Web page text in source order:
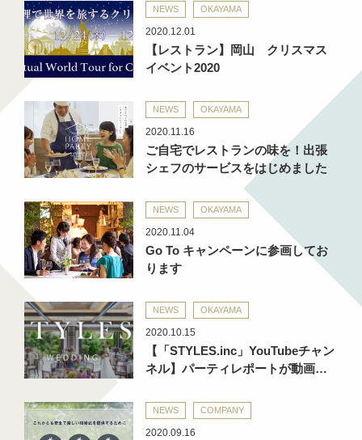
NEWS OKAYAMA
2020.12.01
【レストラン】岡山 クリスマス
イベント2020
NEWS OKAYAMA
2020.11.16
ご自宅でレストランの味を！出張
シェフのサービスをはじめました
NEWS OKAYAMA
2020.11.04
Go To キャンペーンに参画してお
ります
NEWS OKAYAMA
2020.10.15
【「STYLES.inc」YouTubeチャン
ネル】パーティレポートが動画…
NEWS COMPANY
2020.09.16